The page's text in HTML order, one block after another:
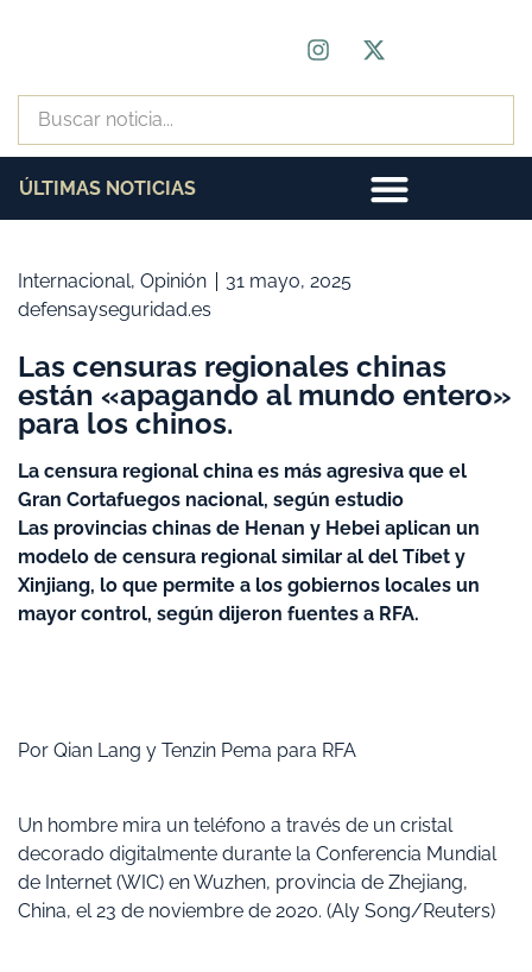
ÚLTIMAS NOTICIAS
Internacional, Opinión
31 mayo, 2025
defensayseguridad.es
Las censuras regionales chinas
están «apagando al mundo entero»
para los chinos.
La censura regional china es más agresiva que el
Gran Cortafuegos nacional, según estudio
Las provincias chinas de Henan y Hebei aplican un
modelo de censura regional similar al del Tíbet y
Xinjiang, lo que permite a los gobiernos locales un
mayor control, según dijeron fuentes a RFA.
Por Qian Lang y Tenzin Pema para RFA
Un hombre mira un teléfono a través de un cristal
decorado digitalmente durante la Conferencia Mundial
de Internet (WIC) en Wuzhen, provincia de Zhejiang,
China, el 23 de noviembre de 2020. (Aly Song/Reuters)